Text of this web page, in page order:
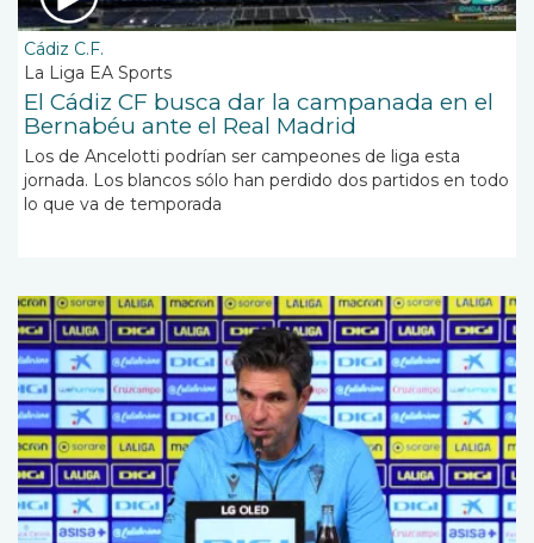
Cádiz C.F.
La Liga EA Sports
El Cádiz CF busca dar la campanada en el
Bernabéu ante el Real Madrid
Los de Ancelotti podrían ser campeones de liga esta
jornada. Los blancos sólo han perdido dos partidos en todo
lo que va de temporada